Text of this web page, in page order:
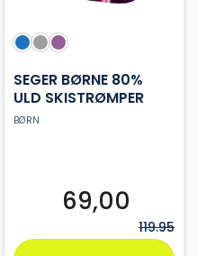
BØRN
SEGER BØRNE 80%
ULD SKISTRØMPER
119.95
69,00